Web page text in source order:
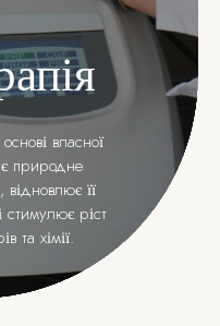
власної
природне
її
стимулює ріст
та хімії.